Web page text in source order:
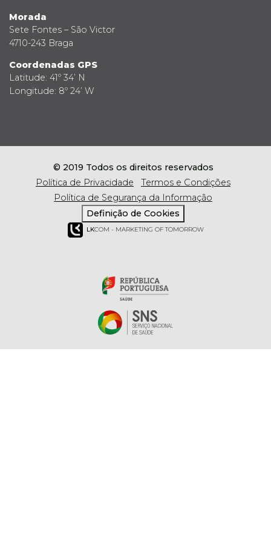
Morada
Sete Fontes – São Victor
4710-243 Braga
Coordenadas GPS
Latitude: 41º 34’ N
Longitude: 8º 24’ W
© 2019 Todos os direitos reservados
Política de Privacidade
Termos e Condições
Política de Segurança da Informação
Definição de Cookies
LKCOM - MARKETING OF TOMORROW